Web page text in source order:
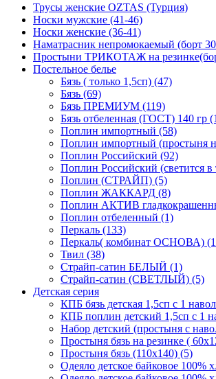
Трусы женские OZTAS (Турция)
Носки мужские (41-46)
Носки женские (36-41)
Наматрасник непромокаемый (борт
Простыни ТРИКОТАЖ на
Постельное белье
Бязь ( только 1,5сп) (47)
Бязь (69)
Бязь ПРЕМИУМ (119)
Бязь отбеленная (ГОСТ) 140 гр
Поплин импортный (58)
Поплин импортный (простыня
Поплин Российский (92)
Поплин Российский (светится в
Поплин (СТРАЙП) (5)
Поплин ЖАККАРД (8)
Поплин АКТИВ
Поплин отбеленный (1)
Перкаль (133)
Перкаль( комбинат ОСНОВА)
Твил (38)
Страйп-сатин БЕЛЫЙ (1)
Страйп-сатин (СВЕТЛЫЙ) (5)
Детская серия
КПБ бязь детская 1,5сп с 1
КПБ поплин детский 1,5сп с 1
Набор детский (простыня с
Простыня бязь на резинке (
Простыня бязь (110х140) (5)
Одеяло детское байковое 100%